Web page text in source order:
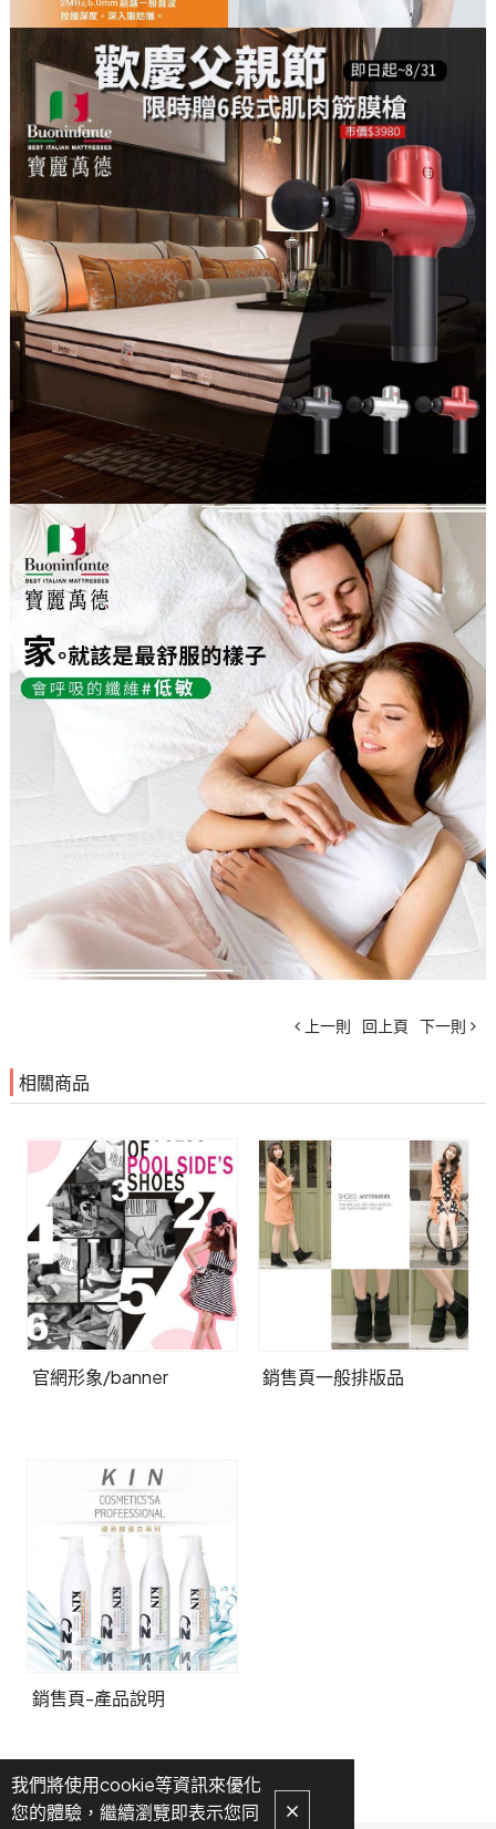
上一則 回上頁 下一則
相關商品
官網形象/banner 銷售頁一般排版品
銷售頁-產品說明
我們將使用cookie等資訊來優化
您的體驗，繼續瀏覽即表示您同